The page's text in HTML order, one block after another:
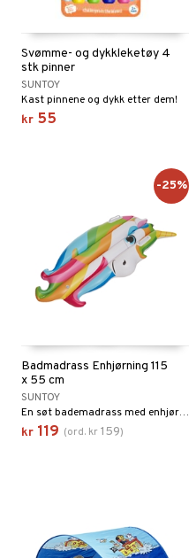
Svømme- og dykkleketøy 4
stk pinner
SUNTOY
Kast pinnene og dykk etter dem!
kr 55
Badmadrass Enhjørning 115
x 55 cm
SUNTOY
En søt bademadrass med enhjørning motiv.
kr 119 (ord. kr 159)
-25%